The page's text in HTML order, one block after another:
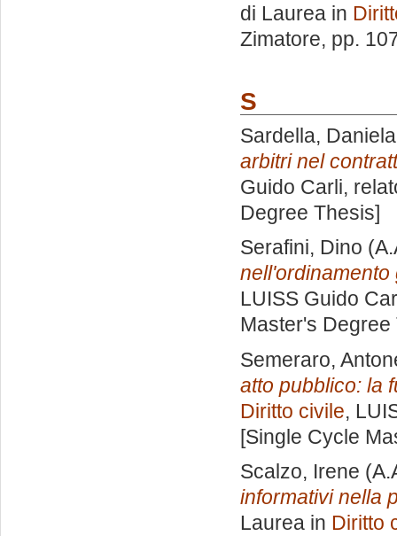
di Laurea in
Zimatore, pp.
S
Sardella, Daniela
arbitri nel
Guido Carli,
Degree Thesis]
Serafini, Dino
LUISS Guido
Master's Degree
Semeraro,
atto pubblico: la
Diritto civile,
[Single Cycle
Scalzo, Irene
informativi nella
Laurea in Diritto